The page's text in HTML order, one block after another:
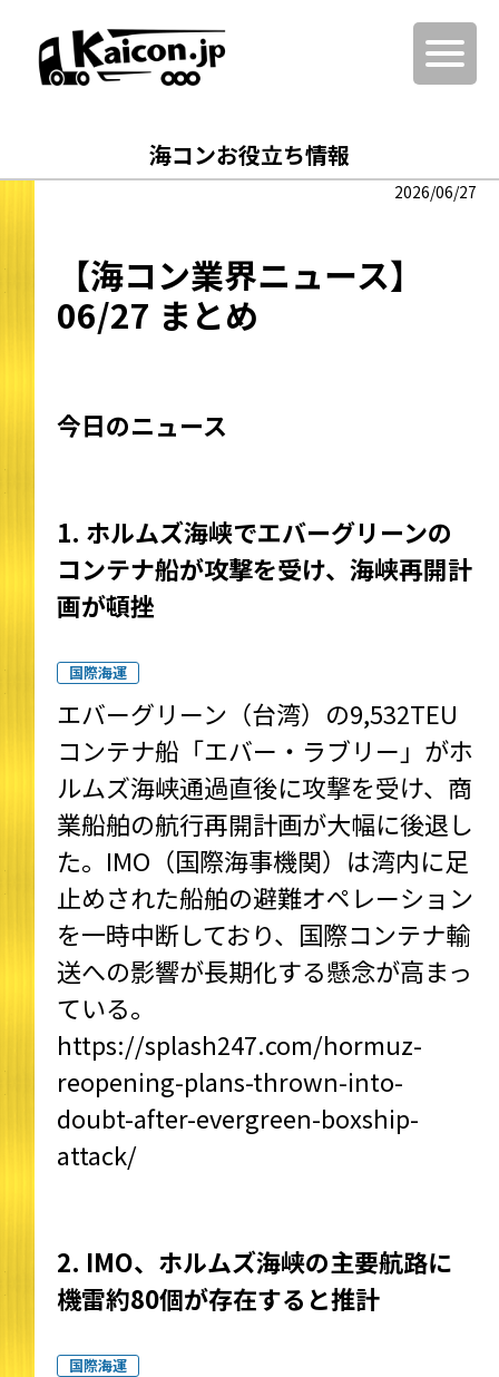
海コンお役立ち情報
2026/06/27
【海コン業界ニュース】
06/27 まとめ
今日のニュース
1. ホルムズ海峡でエバーグリーンの
コンテナ船が攻撃を受け、海峡再開計
画が頓挫
国際海運
エバーグリーン（台湾）の9,532TEU
コンテナ船「エバー・ラブリー」がホ
ルムズ海峡通過直後に攻撃を受け、商
業船舶の航行再開計画が大幅に後退し
た。IMO（国際海事機関）は湾内に足
止めされた船舶の避難オペレーション
を一時中断しており、国際コンテナ輸
送への影響が長期化する懸念が高まっ
ている。
https://splash247.com/hormuz-
reopening-plans-thrown-into-
doubt-after-evergreen-boxship-
attack/
2. IMO、ホルムズ海峡の主要航路に
機雷約80個が存在すると推計
国際海運